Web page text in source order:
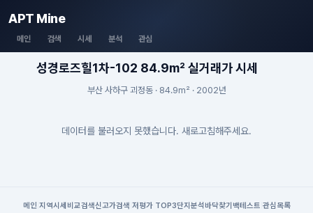
APT Mine
메인 검색 시세 분석 관심
성경로즈힐1차-102 84.9m² 실거래가 시세
부산 사하구 괴정동 · 84.9m² · 2002년
데이터를 불러오지 못했습니다. 새로고침해주세요.
메인| 지역시세 비교검색신고가검색 저평가 TOP3단지분석 바닥찾기 백테스트 관심목록